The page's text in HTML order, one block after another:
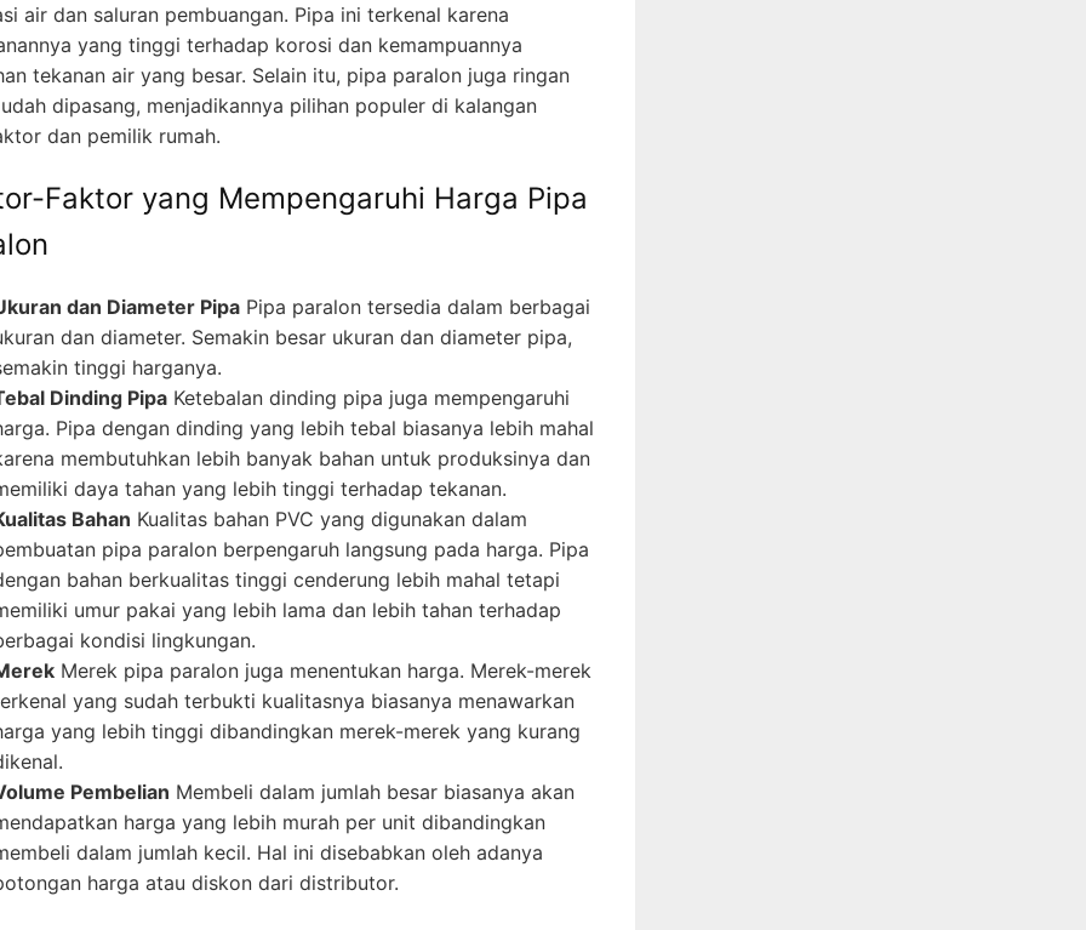
air dan saluran pembuangan. Pipa ini terkenal karena
yang tinggi terhadap korosi dan kemampuannya
tekanan air yang besar. Selain itu, pipa paralon juga ringan
dipasang, menjadikannya pilihan populer di kalangan
dan pemilik rumah.
Faktor yang Mempengaruhi Harga Pipa
dan Diameter Pipa Pipa paralon tersedia dalam berbagai
dan diameter. Semakin besar ukuran dan diameter pipa,
tinggi harganya.
Dinding Pipa Ketebalan dinding pipa juga mempengaruhi
Pipa dengan dinding yang lebih tebal biasanya lebih mahal
membutuhkan lebih banyak bahan untuk produksinya dan
daya tahan yang lebih tinggi terhadap tekanan.
Bahan Kualitas bahan PVC yang digunakan dalam
pipa paralon berpengaruh langsung pada harga. Pipa
bahan berkualitas tinggi cenderung lebih mahal tetapi
umur pakai yang lebih lama dan lebih tahan terhadap
kondisi lingkungan.
Merek pipa paralon juga menentukan harga. Merek-merek
yang sudah terbukti kualitasnya biasanya menawarkan
yang lebih tinggi dibandingkan merek-merek yang kurang
Pembelian Membeli dalam jumlah besar biasanya akan
harga yang lebih murah per unit dibandingkan
dalam jumlah kecil. Hal ini disebabkan oleh adanya
harga atau diskon dari distributor.